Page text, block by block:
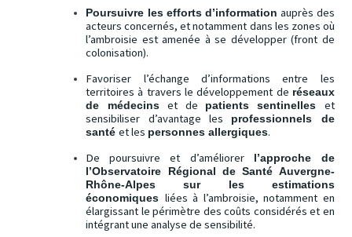
Poursuivre les efforts d’informationauprès des
acteurs concernés, et notamment dans les zones où
l’ambroisie est amenée à se développer (front de
colonisation).
Favoriser l’échange d’informations entre les
territoires à travers le développement de réseaux
de médecinset de patients sentinelles et
sensibiliser d’avantage les professionnels de
santéet les personnes allergiques.
De poursuivre et d’améliorer
l’approche de
l’Observatoire Régional de Santé Auvergne-
Rhône-Alpes sur les estimations
économiques liées à l’ambroisie, notamment en
élargissant le périmètre des coûts considérés et en
intégrant une analyse de sensibilité.